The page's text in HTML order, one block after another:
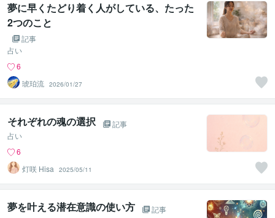
夢に早くたどり着く人がしている、たった
2つのこと
記事
占い
6
琥珀流 2026/01/27
それぞれの魂の選択
記事
占い
6
灯咲 Hisa
2025/05/11
夢を叶える潜在意識の使い方
記事